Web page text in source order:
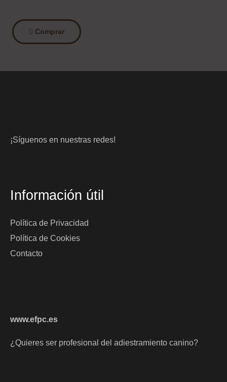
Comprar
¡Síguenos en nuestras redes!
Información útil
Política de Privacidad
Política de Cookies
Contacto
www.efpc.es
¿Quieres ser profesional del adiestramiento canino?